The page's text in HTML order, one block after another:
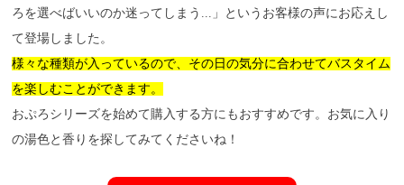
ろを選べばいいのか迷ってしまう...」というお客様の声にお応えし
て登場しました。
様々な種類が入っているので、その日の気分に合わせてバスタイム
を楽しむことができます。
おぷろシリーズを始めて購入する方にもおすすめです。お気に入り
の湯色と香りを探してみてくださいね！